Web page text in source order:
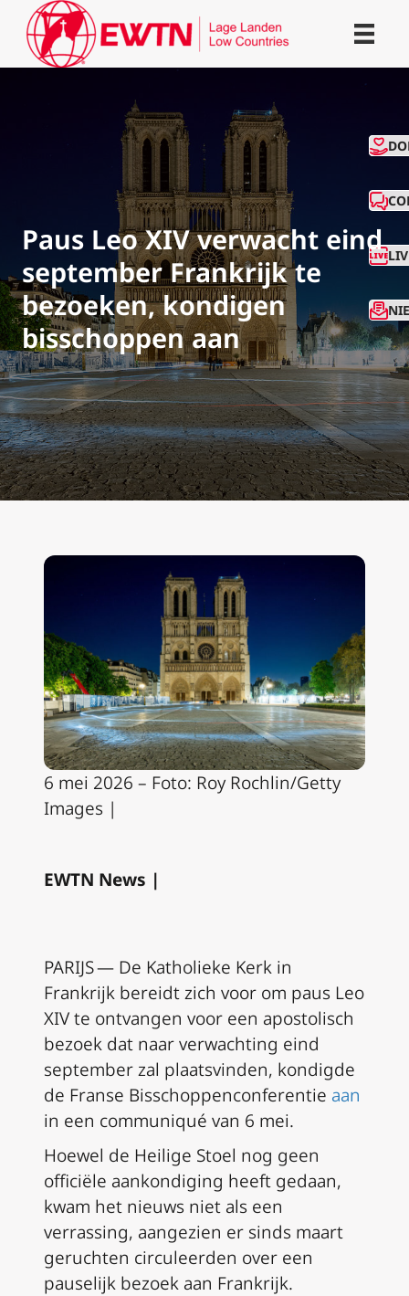
Paus Leo XIV verwacht eind
september Frankrijk te
bezoeken, kondigen
bisschoppen aan
6 mei 2026 – Foto: Roy Rochlin/Getty
Images |
EWTN News |
PARIJS — De Katholieke Kerk in
Frankrijk bereidt zich voor om paus Leo
XIV te ontvangen voor een apostolisch
bezoek dat naar verwachting eind
september zal plaatsvinden, kondigde
de Franse Bisschoppenconferentie aan
in een communiqué van 6 mei.
Hoewel de Heilige Stoel nog geen
officiële aankondiging heeft gedaan,
kwam het nieuws niet als een
verrassing, aangezien er sinds maart
geruchten circuleerden over een
pauselijk bezoek aan Frankrijk.